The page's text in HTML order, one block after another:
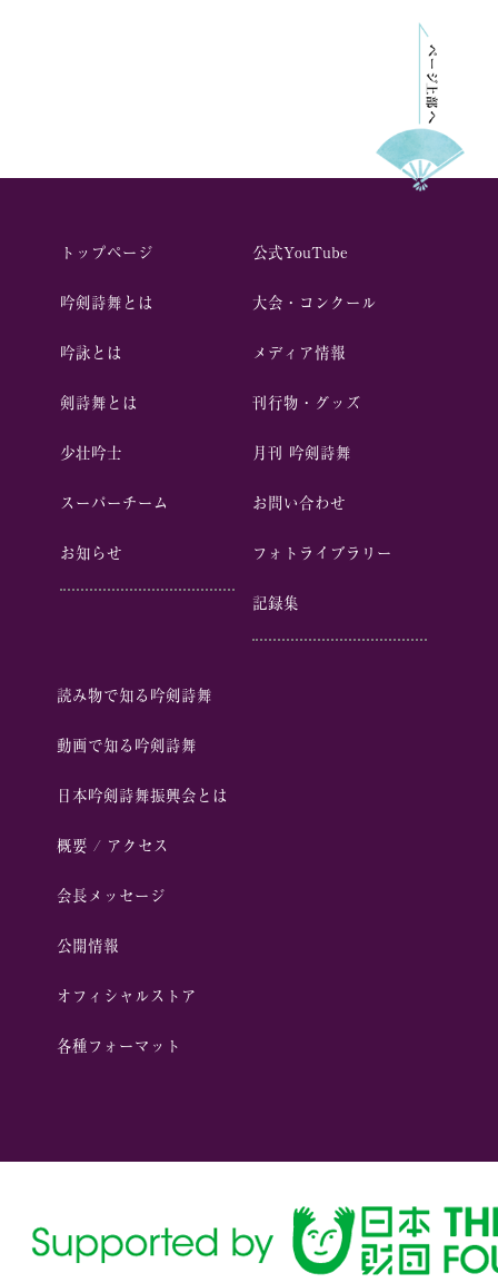
トップページ
吟剣詩舞とは
吟詠とは
剣詩舞とは
少壮吟⼠
スーパーチーム
お知らせ
公式YouTube
⼤会・コンクール
メディア情報
刊行物・グッズ
⽉刊 吟剣詩舞
お問い合わせ
フォトライブラリー
記録集
読み物で知る吟剣詩舞
動画で知る吟剣詩舞
⽇本吟剣詩舞振興会とは
概要 / アクセス
会⻑メッセージ
公開情報
オフィシャルストア
各種フォーマット